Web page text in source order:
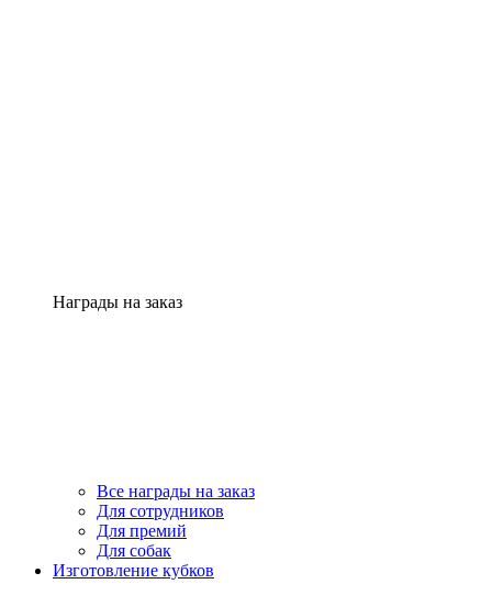
Награды на заказ
Все награды на заказ
Для сотрудников
Для премий
Для собак
Изготовление кубков